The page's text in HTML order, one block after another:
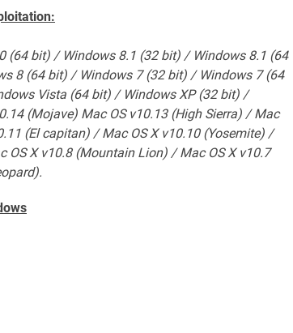
(64 bit) / Windows 8.1 (32 bit) / Windows 8.1 (64
8 (64 bit) / Windows 7 (32 bit) / Windows 7 (64
Vista (64 bit) / Windows XP (32 bit) /
(Mojave) Mac OS v10.13 (High Sierra) / Mac
(El capitan) / Mac OS X v10.10 (Yosemite) /
OS X v10.8 (Mountain Lion) / Mac OS X v10.7